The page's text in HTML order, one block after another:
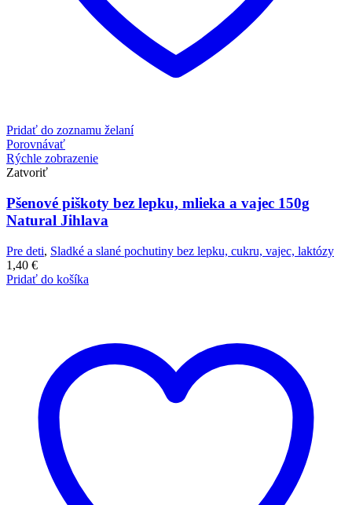
Pridať do zoznamu želaní
Porovnávať
Rýchle zobrazenie
Zatvoriť
Pšenové piškoty bez lepku, mlieka a vajec 150g
Natural Jihlava
Pre deti, Sladké a slané pochutiny bez lepku, cukru, vajec, laktózy
1,40 €
Pridať do košíka